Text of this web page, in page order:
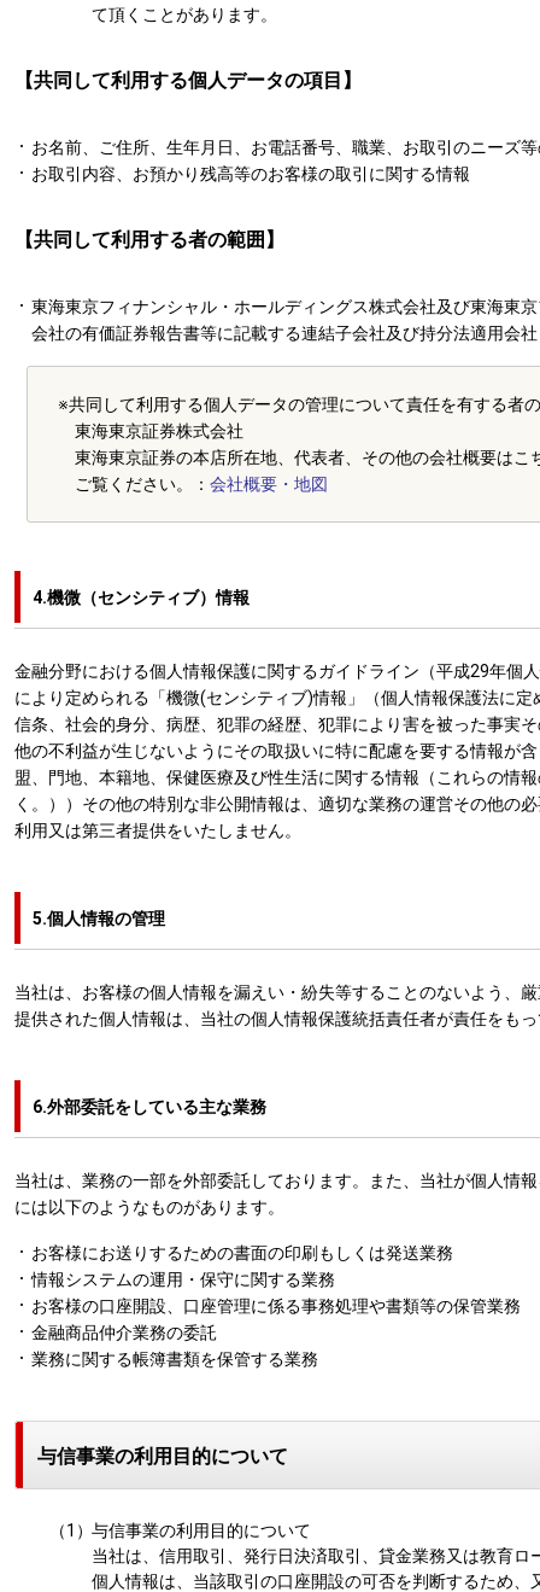
て頂くことがあります。
【共同して利用する個人データの項目】
お名前、ご住所、生年月日、お電話番号、職業、お取引のニーズ
お取引内容、お預かり残高等のお客様の取引に関する情報
【共同して利用する者の範囲】
東海東京フィナンシャル・ホールディングス株式会社及び東海東
会社の有価証券報告書等に記載する連結子会社及び持分法適用会社
※共同して利用する個人データの管理について責任を有する者
東海東京証券株式会社
東海東京証券の本店所在地、代表者、その他の会社概要はこ
ご覧ください。： 会社概要・地図
4.機微（センシティブ）情報
金融分野における個人情報保護に関するガイドライン（平成29年個
により定められる「機微(センシティブ)情報」（個人情報保護法に
信条、社会的身分、病歴、犯罪の経歴、犯罪により害を被った事実
他の不利益が生じないようにその取扱いに特に配慮を要する情報が
盟、門地、本籍地、保健医療及び性生活に関する情報（これらの情
く。））その他の特別な非公開情報は、適切な業務の運営その他の
利用又は第三者提供をいたしません。
5.個人情報の管理
当社は、お客様の個人情報を漏えい・紛失等することのないよう、
提供された個人情報は、当社の個人情報保護統括責任者が責任をも
6.外部委託をしている主な業務
当社は、業務の一部を外部委託しております。また、当社が個人情
には以下のようなものがあります。
お客様にお送りするための書面の印刷もしくは発送業務
情報システムの運用・保守に関する業務
お客様の口座開設、口座管理に係る事務処理や書類等の保管業務
金融商品仲介業務の委託
業務に関する帳簿書類を保管する業務
与信事業の利用目的について
（1）与信事業の利用目的について
当社は、信用取引、発行日決済取引、貸金業務又は教育
個人情報は、当該取引の口座開設の可否を判断するため